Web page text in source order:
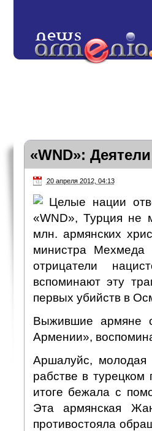
«WND»:
20 апреля 2012, 04:13
Целые нации
«WND», Турция не
млн. армянских
министра
отрицатели
вспоминают эту
первых убийств в
Выжившие армяне
Армении»,
Аршалуйс, молодая
рабстве в
итоге бежала с
Эта армянская
противостояла